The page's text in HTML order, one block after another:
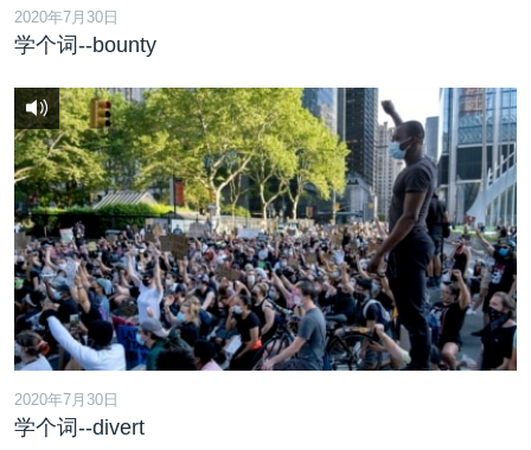
2020年7月30日
学个词--bounty
2020年7月30日
学个词--divert